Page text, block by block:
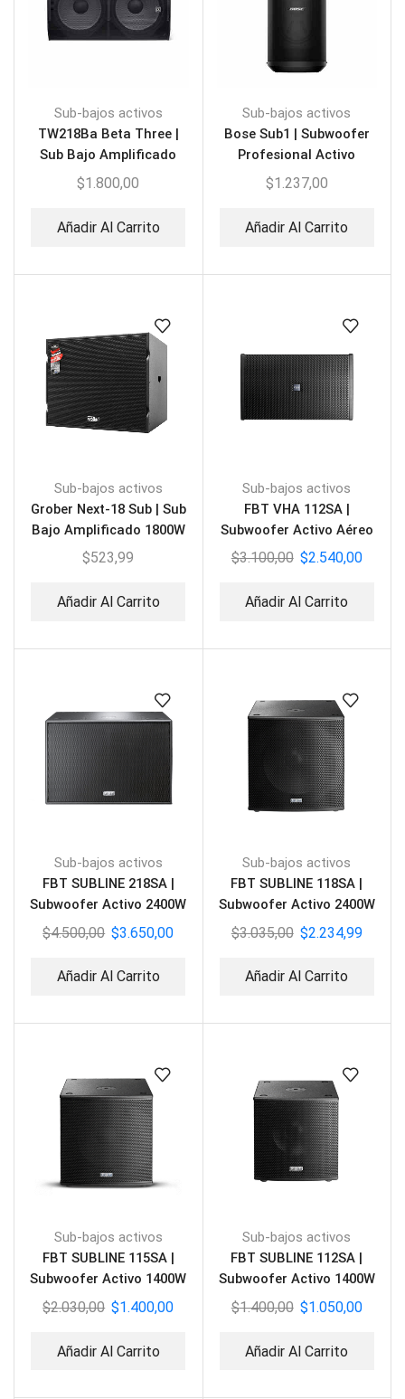
Sub-bajos activos
TW218Ba Beta Three |
Sub Bajo Amplificado
Doble
$1.800,00
Añadir Al Carrito
Sub-bajos activos
Bose Sub1 | Subwoofer
Profesional Activo
$1.237,00
Añadir Al Carrito
Sub-bajos activos
Grober Next-18 Sub | Sub
Bajo Amplificado 1800W
$523,99
Añadir Al Carrito
Sub-bajos activos
FBT VHA 112SA |
Subwoofer Activo Aéreo
$3.100,00 $2.540,00
Añadir Al Carrito
Sub-bajos activos
FBT SUBLINE 218SA |
Subwoofer Activo 2400W
$4.500,00 $3.650,00
Añadir Al Carrito
Sub-bajos activos
FBT SUBLINE 118SA |
Subwoofer Activo 2400W
$3.035,00 $2.234,99
Añadir Al Carrito
Sub-bajos activos
FBT SUBLINE 115SA |
Subwoofer Activo 1400W
$2.030,00 $1.400,00
Añadir Al Carrito
Sub-bajos activos
FBT SUBLINE 112SA |
Subwoofer Activo 1400W
$1.400,00 $1.050,00
Añadir Al Carrito